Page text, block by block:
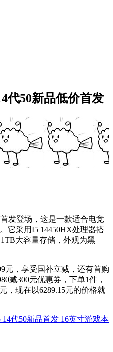
代50新品低价首发
发登场，这是一款适合电竞
它采用I5 14450HX处理器搭
大容量存储，外观为黑
元，享受国补立减，还有首购
减300元优惠券，下单1件，
，现在以6289.15元的价格就
代50新品首发 16英寸游戏本